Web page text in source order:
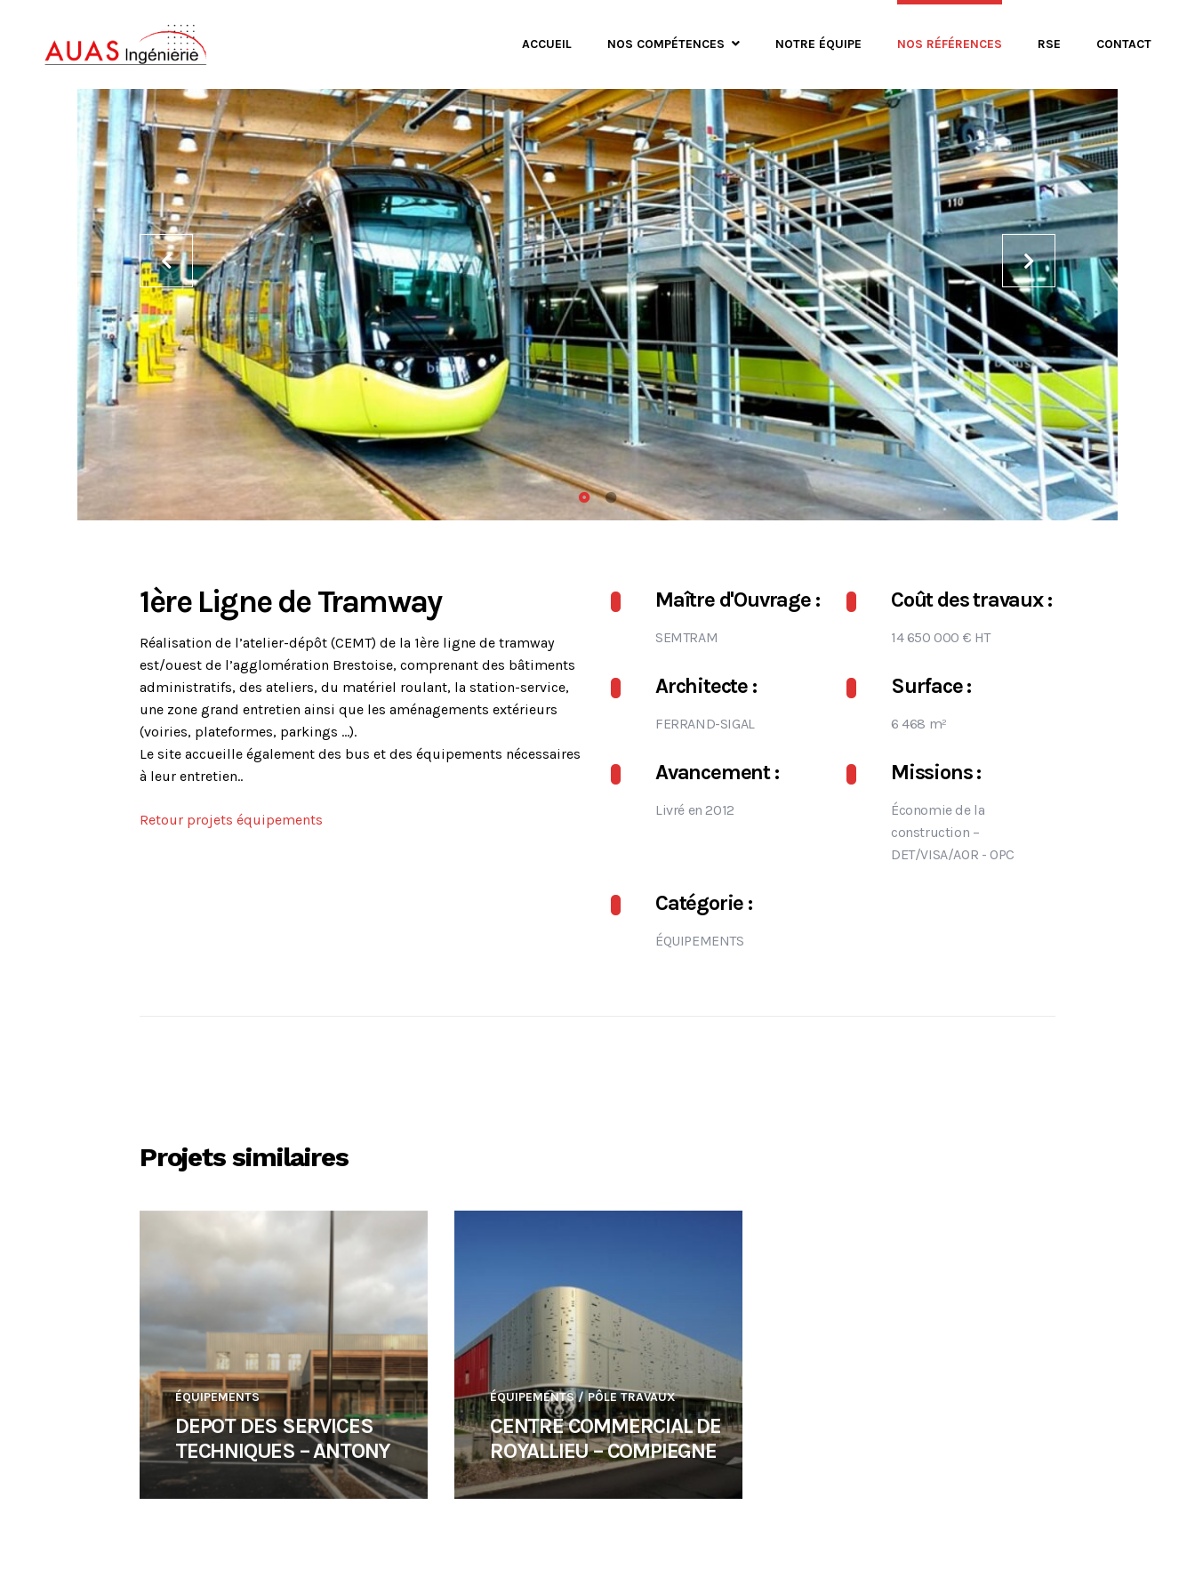
ACCUEIL NOS COMPÉTENCES NOTRE ÉQUIPE NOS RÉFÉRENCES RSE CONTACT
1ère Ligne de Tramway
Réalisation de l’atelier-dépôt (CEMT) de la 1ère ligne de tramway
est/ouest de l’agglomération Brestoise, comprenant des bâtiments
administratifs, des ateliers, du matériel roulant, la station-service,
une zone grand entretien ainsi que les aménagements extérieurs
(voiries, plateformes, parkings …).
Le site accueille également des bus et des équipements nécessaires
à leur entretien..
Retour projets équipements
Maître d'Ouvrage :
SEMTRAM
Coût des travaux :
14 650 000 € HT
Architecte :
FERRAND-SIGAL
Surface :
6 468 m²
Avancement :
Livré en 2012
Missions :
Économie de la
construction –
DET/VISA/AOR - OPC
Catégorie :
ÉQUIPEMENTS
Projets similaires
ÉQUIPEMENTS
DEPOT DES SERVICES
TECHNIQUES – ANTONY
ÉQUIPEMENTS/ PÔLE TRAVAUX
CENTRE COMMERCIAL DE
ROYALLIEU – COMPIEGNE